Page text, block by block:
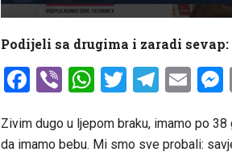
Podijeli sa drugima i zaradi sevap:
Facebook
ViberWhatsApp
Twitter
Zivim dugo u ljepom braku, imamo po
da imamo bebu. Mi smo sve probali: